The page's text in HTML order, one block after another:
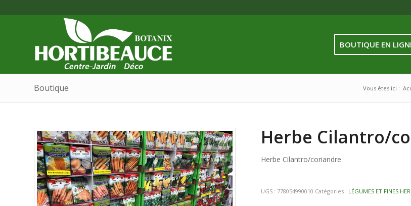
BOUTIQUE EN
Boutique Vous êtes ici :
Herbe Cilantro/
Herbe Cilantro/coriandre
UGS : 778054990010 Catégories : LÉGUMES ET FINES